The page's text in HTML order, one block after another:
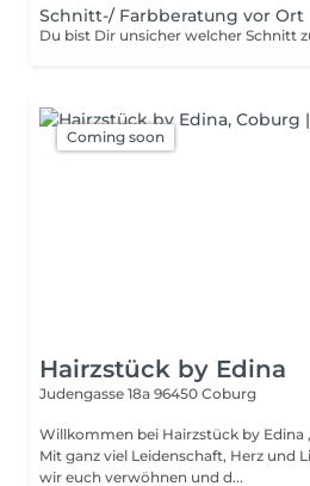
Schnitt-/ Farbberatung vor Ort
Coming soon
Hairzstück by Edina
Judengasse 18a 96450 Coburg
Willkommen bei Hairzstück by Edina „Schön, dass du da bist!
Mit ganz viel Leidenschaft, Herz und
wir euch verwöhnen und d...